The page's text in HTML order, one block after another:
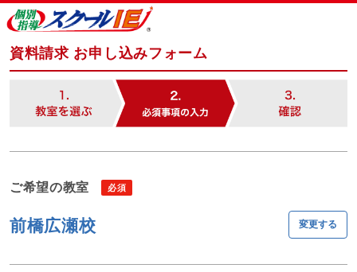
資料請求 お申し込みフォーム
ご希望の教室
前橋広瀬校 変更する